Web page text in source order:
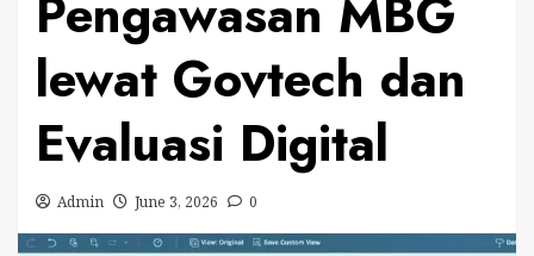
Pengawasan MBG
lewat Govtech dan
Evaluasi Digital
Admin June 3, 2026 0